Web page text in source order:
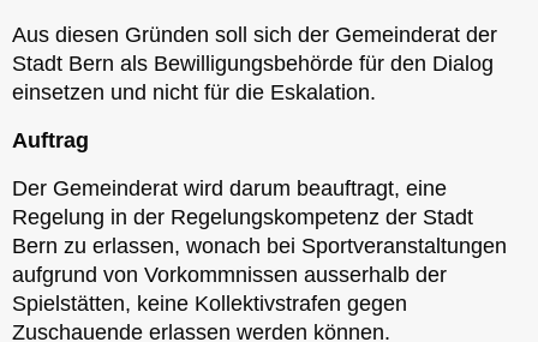
Aus diesen Gründen soll sich der Gemeinderat der
Stadt Bern als Bewilligungsbehörde für den Dialog
einsetzen und nicht für die Eskalation.
Auftrag
Der Gemeinderat wird darum beauftragt, eine
Regelung in der Regelungskompetenz der Stadt
Bern zu erlassen, wonach bei Sportveranstaltungen
aufgrund von Vorkommnissen ausserhalb der
Spielstätten, keine Kollektivstrafen gegen
Zuschauende erlassen werden können.